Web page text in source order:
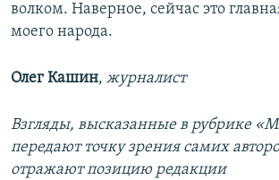
волком. Наверное, сейчас это
моего народа.
Олег Кашин, журналист
Взгляды, высказанные в рубрике
передают точку зрения самих
отражают позицию редакции